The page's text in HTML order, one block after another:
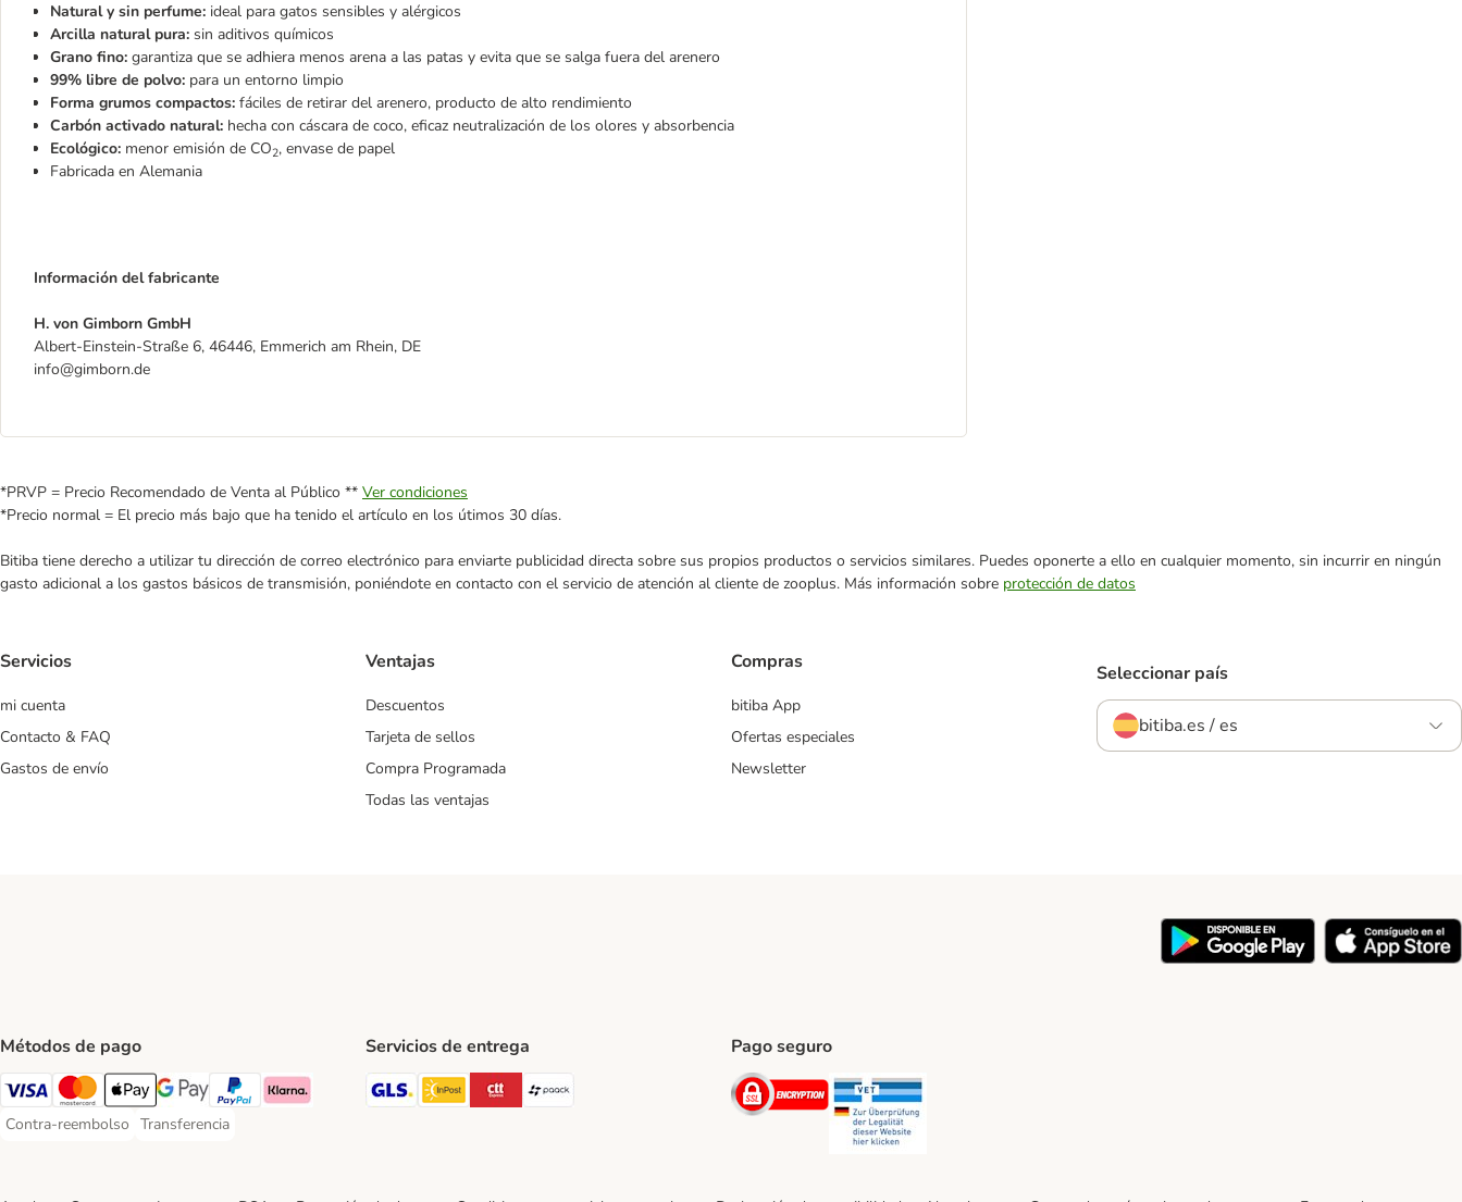
Natural y sin perfume: ideal para gatos sensibles y alérgicos
Arcilla natural pura: sin aditivos químicos
Grano fino: garantiza que se adhiera menos arena a las patas y evita que se salga fuera del arenero
99% libre de polvo: para un entorno limpio
Forma grumos compactos: fáciles de retirar del arenero, producto de alto rendimiento
Carbón activado natural: hecha con cáscara de coco, eficaz neutralización de los olores y absorbencia
Ecológico: menor emisión de CO2, envase de papel
Fabricada en Alemania
Información del fabricante
H. von Gimborn GmbH
Albert-Einstein-Straße 6, 46446, Emmerich am Rhein, DE
info@gimborn.de
*PRVP = Precio Recomendado de Venta al Público ** Ver condiciones
*Precio normal = El precio más bajo que ha tenido el artículo en los útimos 30 días.
Bitiba tiene derecho a utilizar tu dirección de correo electrónico para enviarte publicidad directa sobre sus propios productos o servicios similares. Puedes oponerte a ello en cualquier momento, sin incurrir en ningún
gasto adicional a los gastos básicos de transmisión, poniéndote en contacto con el servicio de atención al cliente de zooplus. Más información sobre protección de datos
Servicios
mi cuenta
Contacto & FAQ
Gastos de envío
Ventajas
Descuentos
Tarjeta de sellos
Compra Programada
Todas las ventajas
Compras
bitiba App
Ofertas especiales
Newsletter
Seleccionar país
bitiba.es / es
Métodos de pago
Visa Payment Method
Mastercard Payment Method
Apple Pay Payment Method
Google Pay Payment Method
PayPal Payment Method
Klarna Payment Method
Contra-reembolso
Contra-reembolso Payment Method
Transferencia
Transferencia Payment Method
Servicios de entrega
GLS Shipping Method
InPost Shipping Method
CTTExpress Shipping Method
paack Shipping Method
Pago seguro
Security